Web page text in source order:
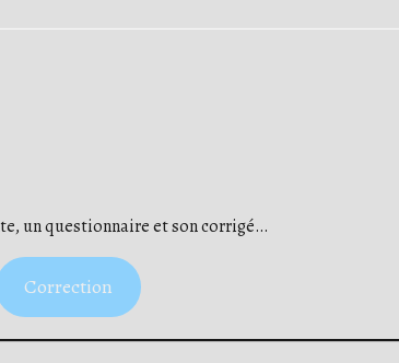
un questionnaire et son corrigé…
Correction